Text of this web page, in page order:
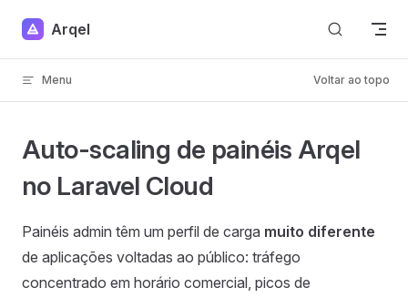
Skip to content
Arqel
Menu Voltar ao topo
Auto-scaling de painéis Arqel
no Laravel Cloud
Painéis admin têm um perfil de carga muito diferente
de aplicações voltadas ao público: tráfego
concentrado em horário comercial, picos de